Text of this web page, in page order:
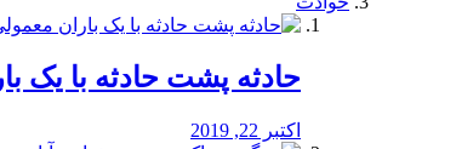
️حادثه پشت حادثه با یک
اکتبر 22, 2019